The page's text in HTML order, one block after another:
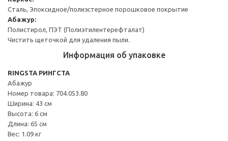
Сталь, Эпоксидное/полиэстерное порошковое покрытие
Абажур:
Полистирол, ПЭТ (Полиэтилентерефталат)
Чистить щеточкой для удаления пыли.
Информация об упаковке
RINGSTA РИНГСТА
Абажур
Номер товара: 704.053.80
Ширина: 43 см
Высота: 6 см
Длина: 65 см
Вес: 1.09 кг